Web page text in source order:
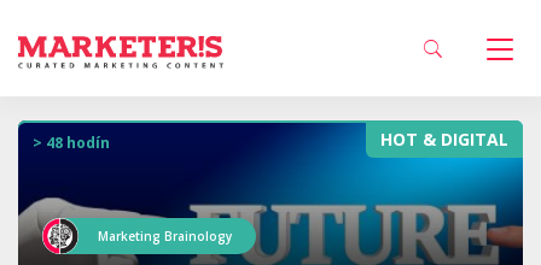
HOT & DIGITAL
> 48 hodín
Marketing Brainology